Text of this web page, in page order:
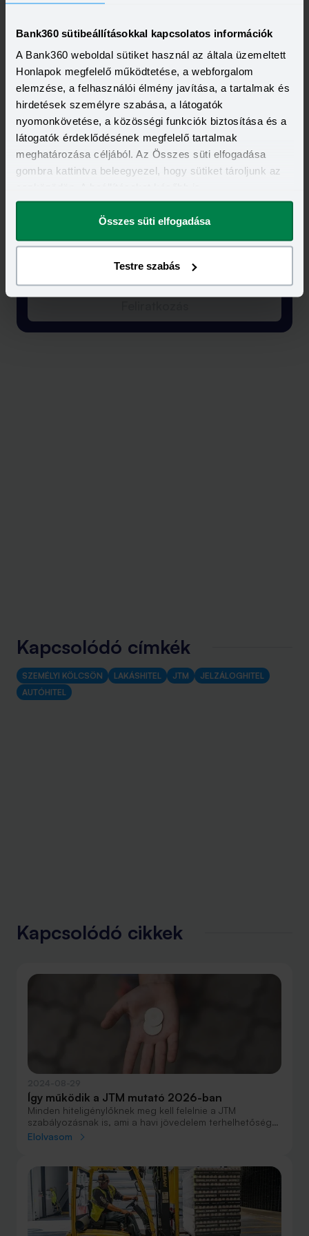
Bank360 sütibeállításokkal kapcsolatos információk
A Bank360 weboldal sütiket használ az általa üzemeltett
Honlapok megfelelő működtetése, a webforgalom
elemzése, a felhasználói élmény javítása, a tartalmak és
hirdetések személyre szabása, a látogatók
nyomonkövetése, a közösségi funkciók biztosítása és a
látogatók érdeklődésének megfelelő tartalmak
meghatározása céljából. Az Összes süti elfogadása
gombra kattintva beleegyezel, hogy sütiket tároljunk az
megváltoztathatod.
Összes süti elfogadása
Testre szabás
A legfrissebb újdonságok -
egyenesen a postaládádba!
Elolvastam és elfogadom a Bank360
Csoport Adatkezelési szabályzatát és
ÁSZF-ét
Kapcsolódó címkék
SZEMÉLYI KÖLCSÖN LAKÁSHITEL JTM
JELZÁLOGHITEL
AUTÓHITEL
Kapcsolódó cikkek
Így működik a JTM mutató 2026-ban
Minden hiteligénylőknek meg kell felelnie a JTM
szabályozásnak is, ami a havi jövedelem terhelhetőségét
maximalizálja. Ez alapján nem lehet nagyobb a
Elolvasom